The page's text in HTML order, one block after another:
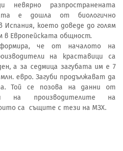
невярно разпространената
е дошла от биологично
Испания, което доведе до голям
в Европейската общност.
че от началото на
на краставици са
а за седмица загубата им е 7
евро. Загуби продължават да
Той се позова на данни от
на производителите на
са същите с тези на МЗХ.